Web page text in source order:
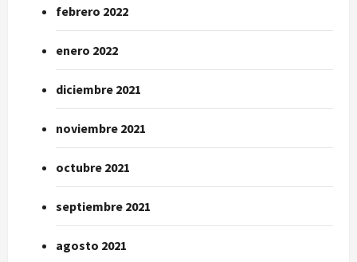
febrero 2022
enero 2022
diciembre 2021
noviembre 2021
octubre 2021
septiembre 2021
agosto 2021